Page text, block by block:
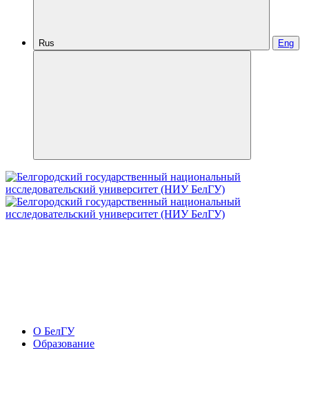
Rus Eng
О БелГУ
Образование